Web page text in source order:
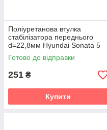
Поліуретанова втулка
стабілізатора переднього
d=22,8мм Hyundai Sonata 5
gen. (NF) Седан (2004-2009)
v19
Готово до відправки
251 ₴
Купити